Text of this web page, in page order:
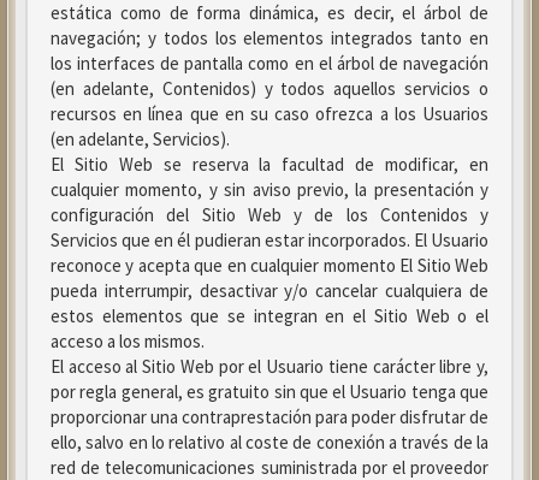
estática como de forma dinámica, es decir, el árbol de
navegación; y todos los elementos integrados tanto en
los interfaces de pantalla como en el árbol de navegación
(en adelante, Contenidos) y todos aquellos servicios o
recursos en línea que en su caso ofrezca a los Usuarios
(en adelante, Servicios).
El Sitio Web se reserva la facultad de modificar, en
cualquier momento, y sin aviso previo, la presentación y
configuración del Sitio Web y de los Contenidos y
Servicios que en él pudieran estar incorporados. El Usuario
reconoce y acepta que en cualquier momento El Sitio Web
pueda interrumpir, desactivar y/o cancelar cualquiera de
estos elementos que se integran en el Sitio Web o el
acceso a los mismos.
El acceso al Sitio Web por el Usuario tiene carácter libre y,
por regla general, es gratuito sin que el Usuario tenga que
proporcionar una contraprestación para poder disfrutar de
ello, salvo en lo relativo al coste de conexión a través de la
red de telecomunicaciones suministrada por el proveedor